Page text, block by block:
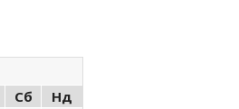
Сб
Нд